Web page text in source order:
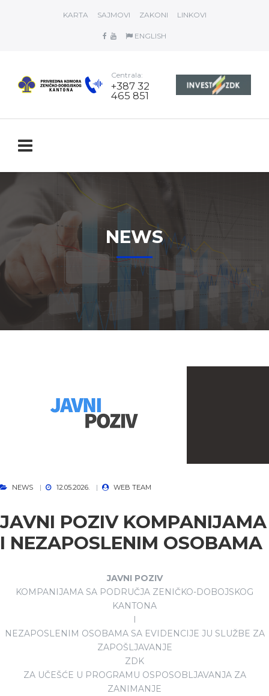
KARTA SAJMOVI ZAKONI LINKOVI
ENGLISH
Centrala:
+387 32
465 851
NEWS
NEWS 12.05.2026. WEB TEAM
JAVNI POZIV KOMPANIJAMA
I NEZAPOSLENIM OSOBAMA
JAVNI POZIV
KOMPANIJAMA SA PODRUČJA ZENIČKO-DOBOJSKOG
KANTONA
I
NEZAPOSLENIM OSOBAMA SA EVIDENCIJE JU SLUŽBE ZA
ZAPOŠLJAVANJE
ZDK
ZA UČEŠĆE U PROGRAMU OSPOSOBLJAVANJA ZA
ZANIMANJE